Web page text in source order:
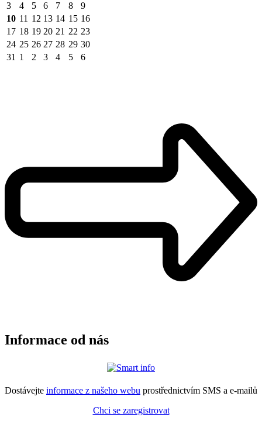
3
4 5 6 7 8
9
10 11 12 13 14 15 16
17 18 19 20 21 22 23
24 25 26 27 28 29 30
31 1 2 3 4 5 6
Informace od nás
Dostávejte informace z našeho webu prostřednictvím SMS a e-mailů
Chci se zaregistrovat